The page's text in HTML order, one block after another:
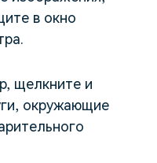
в окно
щелкните и
окружающие